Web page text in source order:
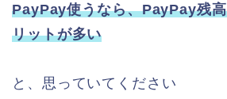
PayPay使うなら、PayPay残
リットが多い
と、思っていてください